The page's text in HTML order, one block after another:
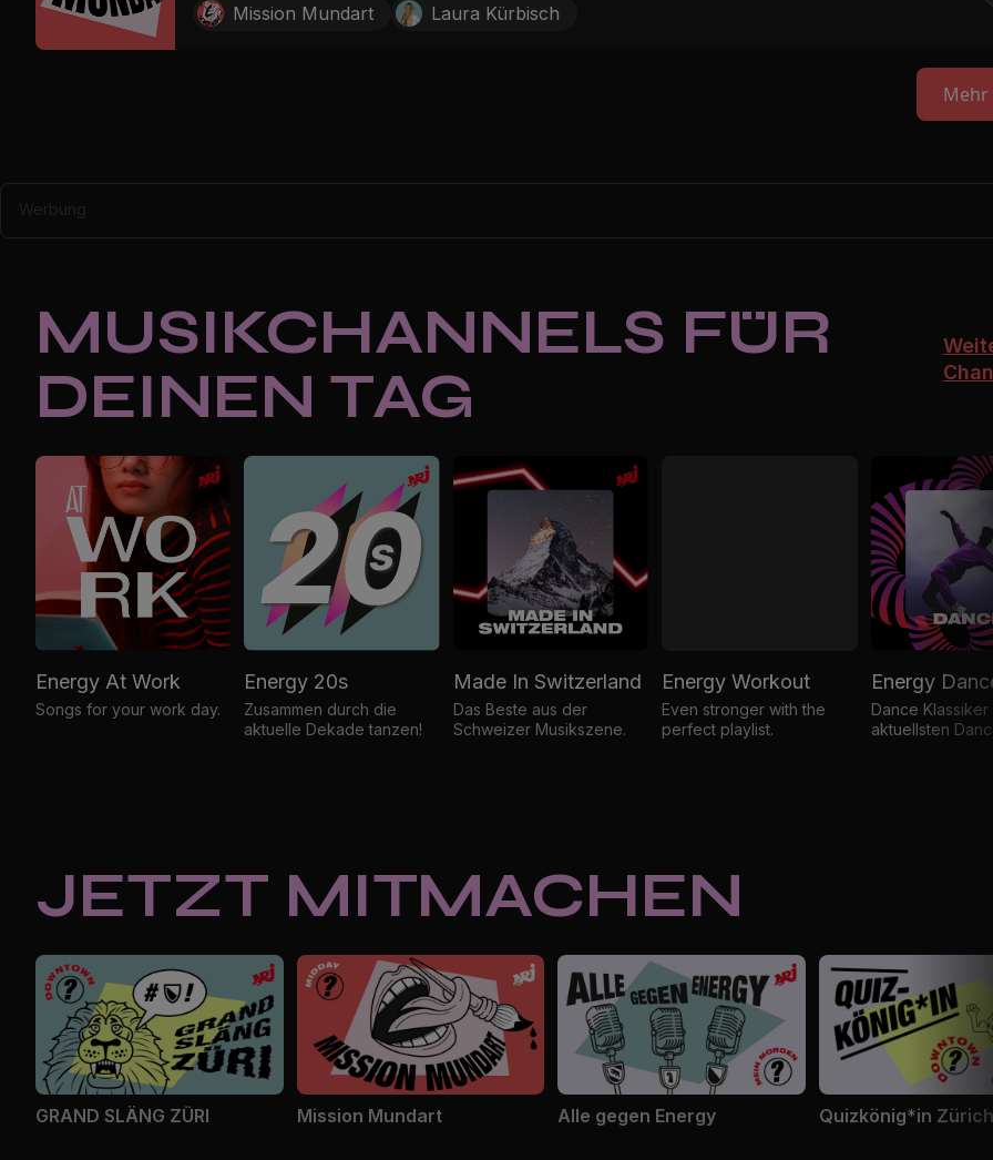
Mission Mundart Laura Kürbisch
Mehr
Werbung
MUSIKCHANNELS FÜR
DEINEN TAG
Energy At Work
Songs for your work day.
Energy 20s
Zusammen durch die
aktuelle Dekade tanzen!
Made In Switzerland
Das Beste aus der
Schweizer Musikszene.
Energy Workout
Even stronger with the
perfect playlist.
Energy
Dance
aktuellsten
JETZT MITMACHEN
GRAND SLÄNG ZÜRI Mission Mundart Alle gegen Energy Quizkönig*in Zürich